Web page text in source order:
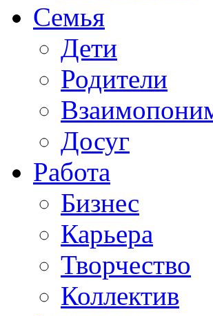
Семья
Дети
Родители
Досуг
Работа
Бизнес
Карьера
Творчество
Коллектив